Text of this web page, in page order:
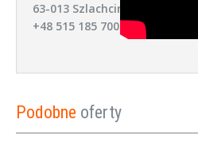
63-013 Szlachcin
+48 515 185 700
Podobne oferty